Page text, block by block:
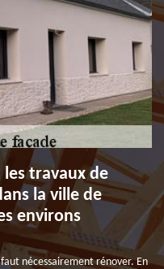
travaux de
la ville de
environs
nécessairement rénover. En